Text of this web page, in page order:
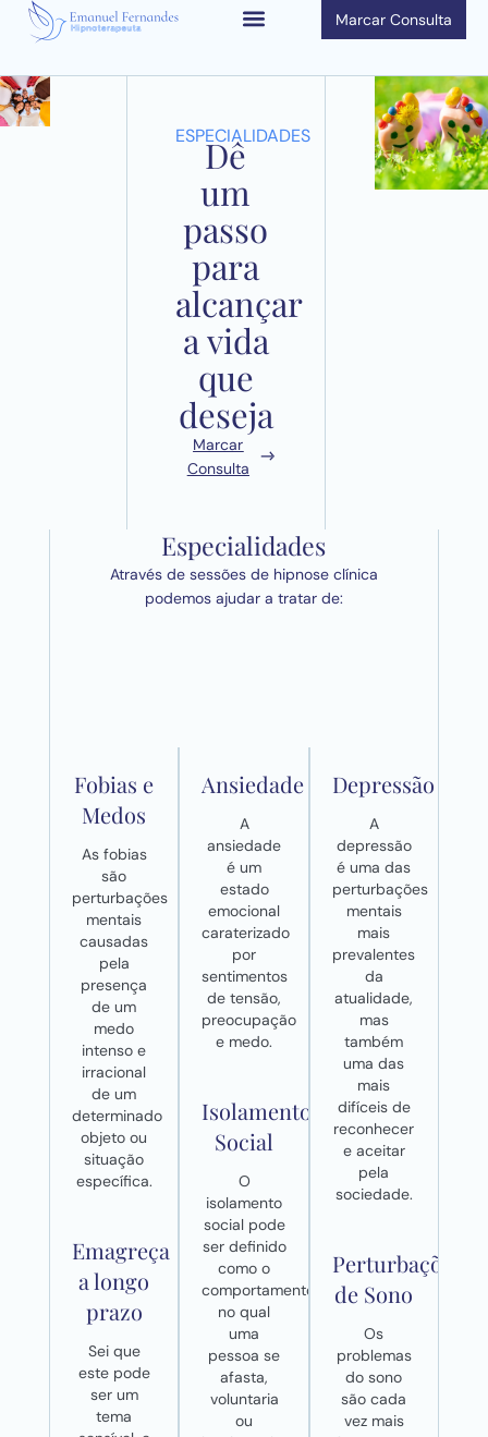
Marcar Consulta
ESPECIALIDADES
Dê
um
passo
para
alcançar
a vida
que
deseja
Marcar
Consulta
Especialidades
Através de sessões de hipnose clínica
podemos ajudar a tratar de:
Fobias e
Medos
As fobias
são
perturbações
mentais
causadas
pela
presença
de um
medo
intenso e
irracional
de um
determinado
objeto ou
situação
específica.
Emagreça
a longo
prazo
Sei que
este pode
ser um
tema
Ansiedade
A
ansiedade
é um
estado
emocional
caraterizado
por
sentimentos
de tensão,
preocupação
e medo.
Isolamento
Social
O
isolamento
social pode
ser definido
como o
comportamento
no qual
uma
pessoa se
afasta,
voluntaria
ou
Depressão
A
depressão
é uma das
perturbações
mentais
mais
prevalentes
da
atualidade,
mas
também
uma das
mais
difíceis de
reconhecer
e aceitar
pela
sociedade.
Perturbações
de Sono
Os
problemas
do sono
são cada
vez mais